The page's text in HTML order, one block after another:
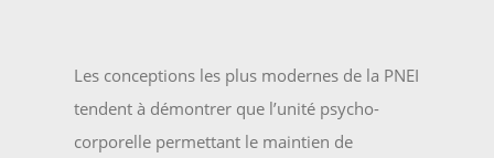
Les conceptions les plus modernes de la PNEI
tendent à démontrer que l’unité psycho-
corporelle permettant le maintien de